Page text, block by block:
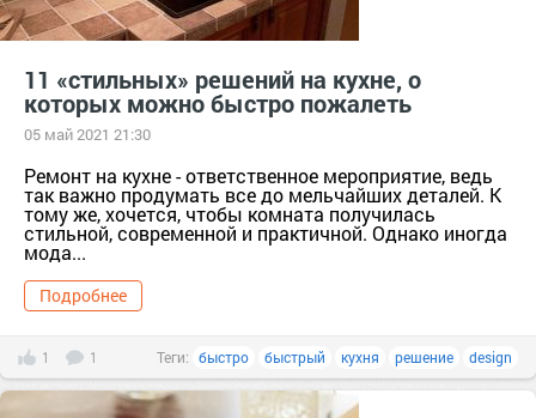
11 «стильных» решений на кухне, о
которых можно быстро пожалеть
05 май 2021 21:30
Ремонт на кухне - ответственное мероприятие, ведь
так важно продумать все до мельчайших деталей. К
тому же, хочется, чтобы комната получилась
стильной, современной и практичной. Однако иногда
мода...
Подробнее
1 1 Теги: быстро быстрый кухня решение design